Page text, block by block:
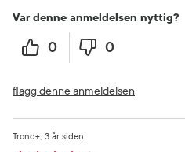
Var denne anmeldelsen nyttig?
0 0
flagg denne anmeldelsen
3 år siden
Trond+